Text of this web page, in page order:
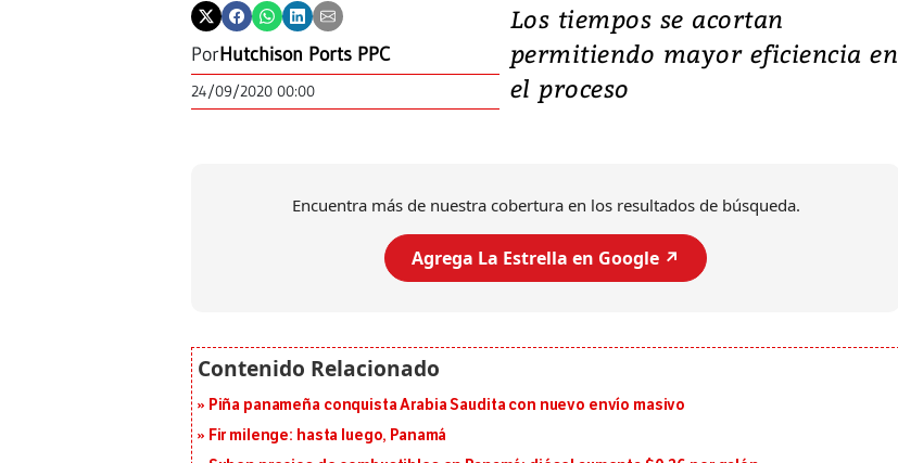
PorHutchison Ports PPC
24/09/2020 00:00
Los tiempos se acortan
permitiendo mayor eficiencia en
el proceso
Encuentra más de nuestra cobertura en los resultados de búsqueda.
Agrega La Estrella en Google ↗️
Piña panameña conquista Arabia Saudita con nuevo envío masivo
Fir milenge: hasta luego, Panamá
Video, Japón: Terremoto
deja heridos y graves
daños en Kumamoto
Un fuerte terremoto de magnitud
julio en la prefectura de Kumamoto,
al sur de Japón, provocando una